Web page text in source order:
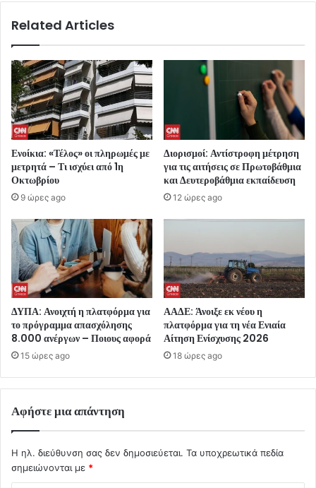
Related Articles
Ενοίκια: «Τέλος» οι πληρωμές με
μετρητά – Τι ισχύει από 1η
Οκτωβρίου
9 ώρες ago
Διορισμοί: Αντίστροφη μέτρηση
για τις αιτήσεις σε Πρωτοβάθμια
και Δευτεροβάθμια εκπαίδευση
12 ώρες ago
ΔΥΠΑ: Ανοιχτή η πλατφόρμα για
το πρόγραμμα απασχόλησης
8.000 ανέργων – Ποιους αφορά
15 ώρες ago
ΑΑΔΕ: Άνοιξε εκ νέου η
πλατφόρμα για τη νέα Ενιαία
Αίτηση Ενίσχυσης 2026
18 ώρες ago
Αφήστε μια απάντηση
Η ηλ. διεύθυνση σας δεν δημοσιεύεται. Τα υποχρεωτικά πεδία
σημειώνονται με *